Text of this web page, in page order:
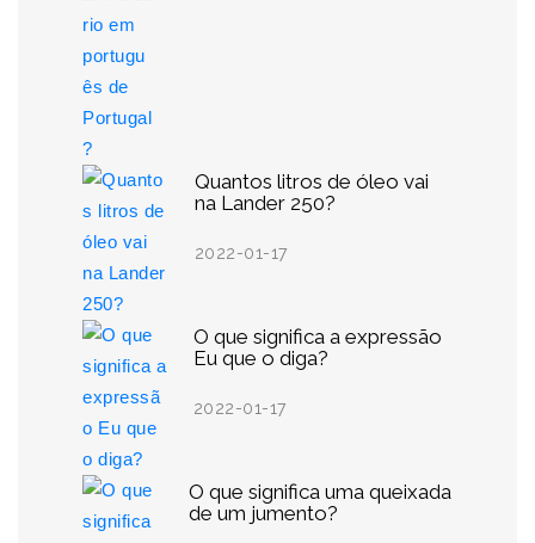
Quantos litros de óleo vai
na Lander 250?
2022-01-17
O que significa a expressão
Eu que o diga?
2022-01-17
O que significa uma queixada
de um jumento?